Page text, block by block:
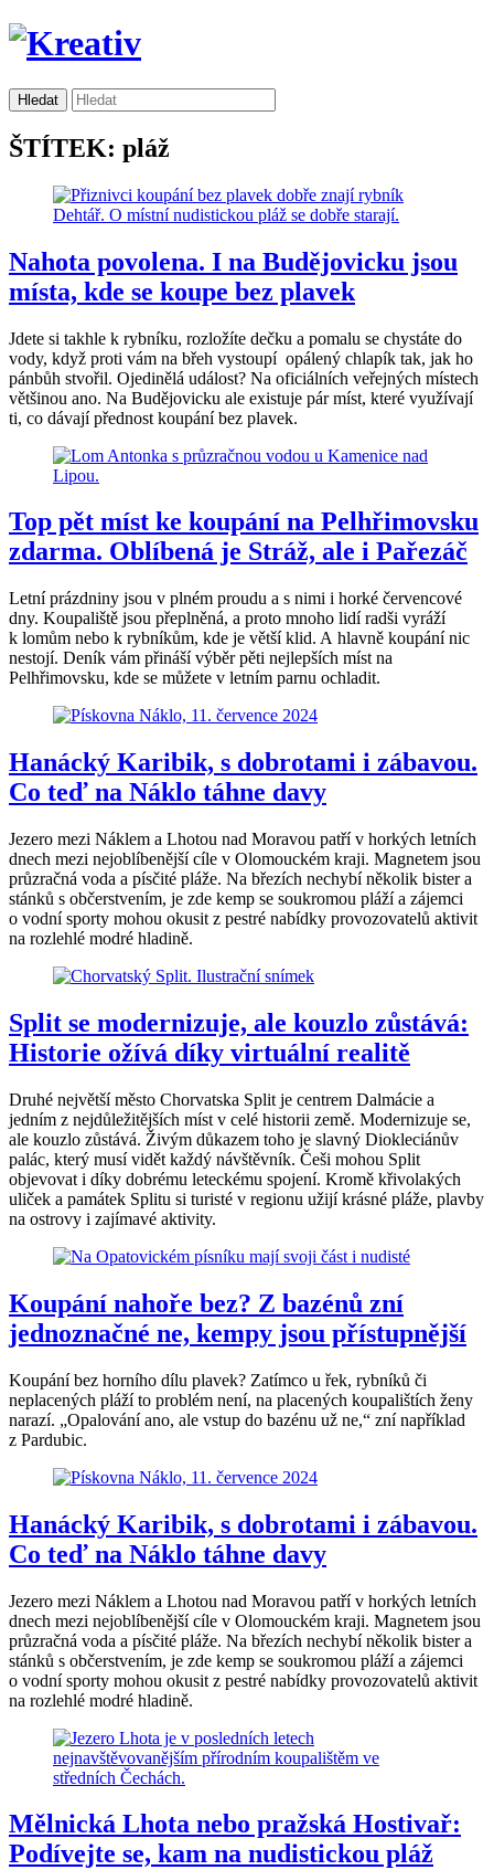
ŠTÍTEK: pláž
Nahota povolena. I na Budějovicku jsou
místa, kde se koupe bez plavek
Jdete si takhle k rybníku, rozložíte dečku a pomalu se chystáte do
vody, když proti vám na břeh vystoupí opálený chlapík tak, jak ho
pánbůh stvořil. Ojedinělá událost? Na oficiálních veřejných místech
většinou ano. Na Budějovicku ale existuje pár míst, které využívají
ti, co dávají přednost koupání bez plavek.
Top pět míst ke koupání na Pelhřimovsku
zdarma. Oblíbená je Stráž, ale i Pařezáč
Letní prázdniny jsou v plném proudu a s nimi i horké červencové
dny. Koupaliště jsou přeplněná, a proto mnoho lidí radši vyráží
k lomům nebo k rybníkům, kde je větší klid. A hlavně koupání nic
nestojí. Deník vám přináší výběr pěti nejlepších míst na
Pelhřimovsku, kde se můžete v letním parnu ochladit.
Hanácký Karibik, s dobrotami i zábavou.
Co teď na Náklo táhne davy
Jezero mezi Náklem a Lhotou nad Moravou patří v horkých letních
dnech mezi nejoblíbenější cíle v Olomouckém kraji. Magnetem jsou
průzračná voda a písčité pláže. Na březích nechybí několik bister a
stánků s občerstvením, je zde kemp se soukromou pláží a zájemci
o vodní sporty mohou okusit z pestré nabídky provozovatelů aktivit
na rozlehlé modré hladině.
Split se modernizuje, ale kouzlo zůstává:
Historie ožívá díky virtuální realitě
Druhé největší město Chorvatska Split je centrem Dalmácie a
jedním z nejdůležitějších míst v celé historii země. Modernizuje se,
ale kouzlo zůstává. Živým důkazem toho je slavný Diokleciánův
palác, který musí vidět každý návštěvník. Češi mohou Split
objevovat i díky dobrému leteckému spojení. Kromě křivolakých
uliček a památek Splitu si turisté v regionu užijí krásné pláže, plavby
na ostrovy i zajímavé aktivity.
Koupání nahoře bez? Z bazénů zní
jednoznačné ne, kempy jsou přístupnější
Koupání bez horního dílu plavek? Zatímco u řek, rybníků či
neplacených pláží to problém není, na placených koupalištích ženy
narazí. „Opalování ano, ale vstup do bazénu už ne,“ zní například
z Pardubic.
Hanácký Karibik, s dobrotami i zábavou.
Co teď na Náklo táhne davy
Jezero mezi Náklem a Lhotou nad Moravou patří v horkých letních
dnech mezi nejoblíbenější cíle v Olomouckém kraji. Magnetem jsou
průzračná voda a písčité pláže. Na březích nechybí několik bister a
stánků s občerstvením, je zde kemp se soukromou pláží a zájemci
o vodní sporty mohou okusit z pestré nabídky provozovatelů aktivit
na rozlehlé modré hladině.
Mělnická Lhota nebo pražská Hostivař:
Podívejte se, kam na nudistickou pláž